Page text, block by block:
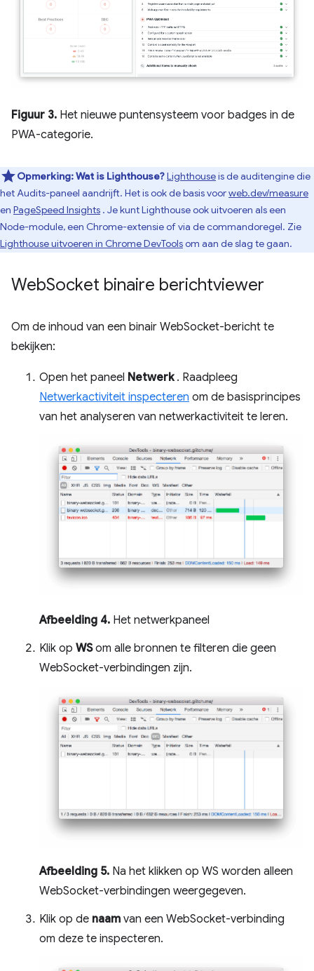
Figuur 3. Het nieuwe puntensysteem voor badges in de
PWA-categorie.
Opmerking:Wat is Lighthouse?Lighthouseis de auditengine die
het Audits-paneel aandrijft. Het is ook de basis voorweb.dev/measure
en PageSpeed ​​Insights . Je kunt Lighthouse ook uitvoeren als een
Node-module, een Chrome-extensie of via de commandoregel. Zie
Lighthouse uitvoeren in Chrome DevToolsom aan de slag te gaan.
WebSocket binaire berichtviewer
Om de inhoud van een binair WebSocket-bericht te
bekijken:
Open het paneel Netwerk. Raadpleeg
Netwerkactiviteit inspecteren om de basisprincipes
van het analyseren van netwerkactiviteit te leren.
Afbeelding 4. Het netwerkpaneel
Klik op WSom alle bronnen te filteren die geen
WebSocket-verbindingen zijn.
Afbeelding 5. Na het klikken op WS worden alleen
WebSocket-verbindingen weergegeven.
Klik op de naam van een WebSocket-verbinding
om deze te inspecteren.